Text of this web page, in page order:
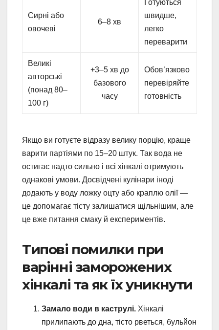
Сирні або
овочеві
6–8 хв
Готуються
швидше,
легко
переварити
Великі
авторські
(понад 80–
100 г)
+3–5 хв до
базового
часу
Обов’язково
перевіряйте
готовність
Якщо ви готуєте відразу велику порцію, краще
варити партіями по 15–20 штук. Так вода не
остигає надто сильно і всі хінкалі отримують
однакові умови. Досвідчені кулінари іноді
додають у воду ложку оцту або краплю олії —
це допомагає тісту залишатися щільнішим, але
це вже питання смаку й експериментів.
Типові помилки при
варінні заморожених
хінкалі та як їх уникнути
Замало води в каструлі. Хінкалі
прилипають до дна, тісто рветься, бульйон